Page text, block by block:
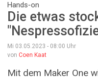
Hands-on
Die etwas
Mi 03.05.2023 - 08:00 Uhr
von Coen Kaat
Mit dem Maker One